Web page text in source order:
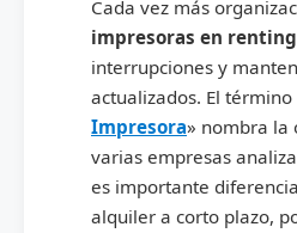
Cada vez más
impresoras en renting
interrupciones y
actualizados. El término
Impresora» nombra la
varias empresas
es importante
alquiler a corto plazo,